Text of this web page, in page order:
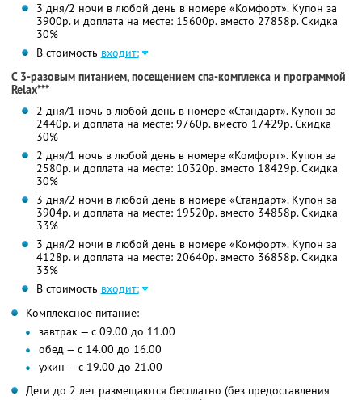
3 дня/2 ночи в любой день в номере «Комфорт». Купон за
3900р. и доплата на месте: 15600р. вместо 27858р. Скидка
30%
В стоимость входит:
С 3-разовым питанием, посещением спа-комплекса и программой
Relax***
2 дня/1 ночь в любой день в номере «Стандарт». Купон за
2440р. и доплата на месте: 9760р. вместо 17429р. Скидка
30%
2 дня/1 ночь в любой день в номере «Комфорт». Купон за
2580р. и доплата на месте: 10320р. вместо 18429р. Скидка
30%
3 дня/2 ночи в любой день в номере «Стандарт». Купон за
3904р. и доплата на месте: 19520р. вместо 34858р. Скидка
33%
3 дня/2 ночи в любой день в номере «Комфорт». Купон за
4128р. и доплата на месте: 20640р. вместо 36858р. Скидка
33%
В стоимость входит:
Комплексное питание:
завтрак — с 09.00 до 11.00
обед — с 14.00 до 16.00
ужин — с 19.00 до 21.00
Дети до 2 лет размещаются бесплатно (без предоставления